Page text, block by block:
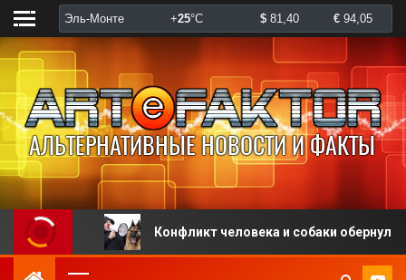
Конфликт человека и собаки обернулся